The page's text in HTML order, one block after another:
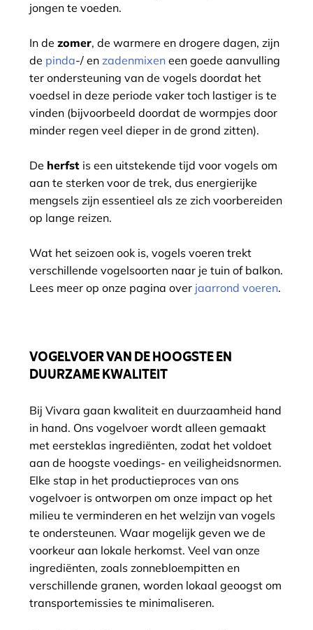
jongen te voeden.
In de zomer, de warmere en drogere dagen, zijn
de pinda-/ en zadenmixen een goede aanvulling
ter ondersteuning van de vogels doordat het
voedsel in deze periode vaker toch lastiger is te
vinden (bijvoorbeeld doordat de wormpjes door
minder regen veel dieper in de grond zitten).
De herfst is een uitstekende tijd voor vogels om
aan te sterken voor de trek, dus energierijke
mengsels zijn essentieel als ze zich voorbereiden
op lange reizen.
Wat het seizoen ook is, vogels voeren trekt
verschillende vogelsoorten naar je tuin of balkon.
Lees meer op onze pagina over jaarrond voeren.
VOGELVOER VAN DE HOOGSTE EN
DUURZAME KWALITEIT
Bij Vivara gaan kwaliteit en duurzaamheid hand
in hand. Ons vogelvoer wordt alleen gemaakt
met eersteklas ingrediënten, zodat het voldoet
aan de hoogste voedings- en veiligheidsnormen.
Elke stap in het productieproces van ons
vogelvoer is ontworpen om onze impact op het
milieu te verminderen en het welzijn van vogels
te ondersteunen. Waar mogelijk geven we de
voorkeur aan lokale herkomst. Veel van onze
ingrediënten, zoals zonnebloempitten en
verschillende granen, worden lokaal geoogst om
transportemissies te minimaliseren.